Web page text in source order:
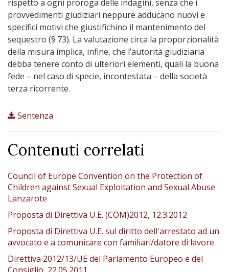
rispetto a ogni proroga delle indagini, senza che i
provvedimenti giudiziari neppure adducano nuovi e
specifici motivi che giustifichino il mantenimento del
sequestro (§ 73). La valutazione circa la proporzionalità
della misura implica, infine, che l’autorità giudiziaria
debba tenere conto di ulteriori elementi, quali la buona
fede – nel caso di specie, incontestata – della società
terza ricorrente.
Sentenza
Contenuti correlati
Council of Europe Convention on the Protection of
Children against Sexual Exploitation and Sexual Abuse
Lanzarote
Proposta di Direttiva U.E. (COM)2012, 12.3.2012
Proposta di Direttiva U.E. sul diritto dell'arrestato ad un
avvocato e a comunicare con familiari/datore di lavore
Direttiva 2012/13/UE del Parlamento Europeo e del